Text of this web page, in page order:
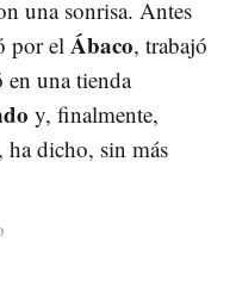
una sonrisa. Antes
por el Ábaco, trabajó
en una tienda
y, finalmente,
ha dicho, sin más